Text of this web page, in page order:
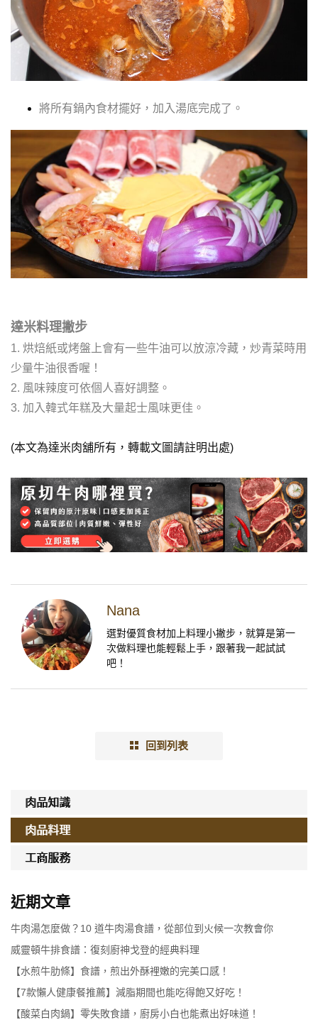
將所有鍋內食材擺好 ， 加入 湯底完成了 。
達米料理撇步
1. 烘焙紙或烤盤上會有一些牛油可以放涼冷藏，炒青菜時用
少量牛油很香喔！
2. 風味辣度可依個人喜好調整 。
3. 加入韓式年糕及大量起士風味更佳 。
(本文為達米肉舖所有，轉載文圖請註明出處)
Nana
選對優質食材加上料理小撇步，就算是第一
次做料理也能輕鬆上手，跟著我一起試試
吧！
回到列表
肉品知識
肉品料理
工商服務
近期文章
牛肉湯怎麼做？10 道牛肉湯食譜，從部位到火候一次教會你
威靈頓牛排食譜：復刻廚神戈登的經典料理
【水煎牛肋條】食譜，煎出外酥裡嫩的完美口感！
【7款懶人健康餐推薦】減脂期間也能吃得飽又好吃！
【酸菜白肉鍋】零失敗食譜，廚房小白也能煮出好味道！